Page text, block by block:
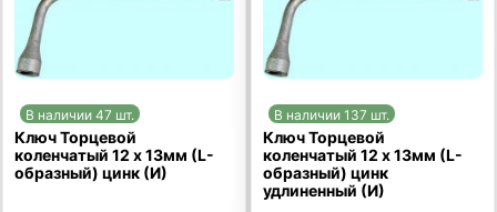
В наличии 47 шт.
Ключ Торцевой
коленчатый 12 х 13мм (L-
образный) цинк (И)
В наличии 137 шт.
Ключ Торцевой
коленчатый 12 х 13мм (L-
образный) цинк
удлиненный (И)